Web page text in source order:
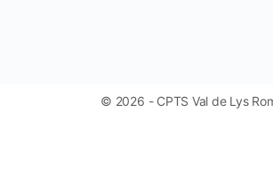
© 2026 - CPTS Val de Lys